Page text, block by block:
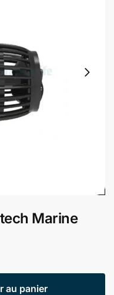
Marine
au panier